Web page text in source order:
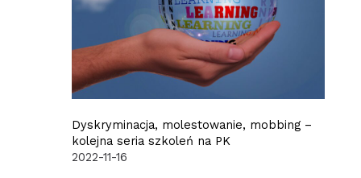
Dyskryminacja, molestowanie, mobbing –
kolejna seria szkoleń na PK
2022-11-16